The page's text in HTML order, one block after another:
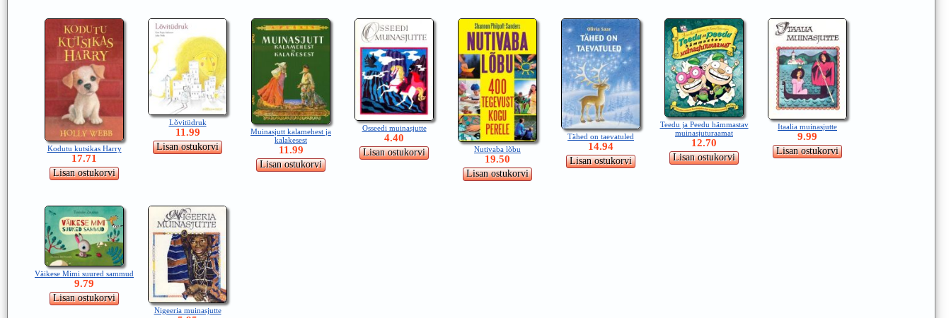
Kodutu kutsikas Harry
17.71
Lõvitüdruk
11.99
Muinasjutt kalamehest ja
kalakesest
11.99
Osseedi muinasjutte
4.40
Nutivaba lõbu
19.50
Tähed on taevatuled
14.94
Teedu ja Peedu hämmastav
muinasjuturaamat
12.70
Itaalia muinasjutte
9.99
Väikese Mimi suured sammud
9.79
Nigeeria muinasjutte